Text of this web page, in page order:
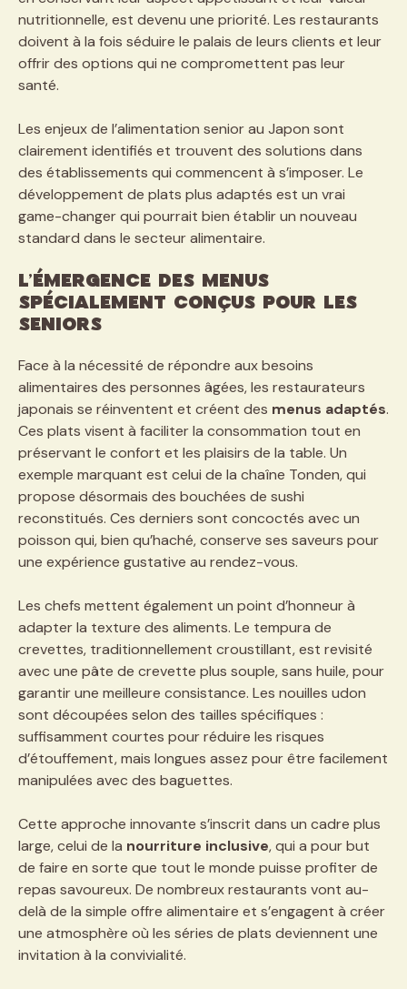
nutritionnelle, est devenu une priorité. Les restaurants
doivent à la fois séduire le palais de leurs clients et leur
offrir des options qui ne compromettent pas leur
santé.
Les enjeux de l’alimentation senior au Japon sont
clairement identifiés et trouvent des solutions dans
des établissements qui commencent à s’imposer. Le
développement de plats plus adaptés est un vrai
game-changer qui pourrait bien établir un nouveau
standard dans le secteur alimentaire.
L’émergence des menus
spécialement conçus pour les
seniors
Face à la nécessité de répondre aux besoins
alimentaires des personnes âgées, les restaurateurs
japonais se réinventent et créent des menus adaptés.
Ces plats visent à faciliter la consommation tout en
préservant le confort et les plaisirs de la table. Un
exemple marquant est celui de la chaîne Tonden, qui
propose désormais des bouchées de sushi
reconstitués. Ces derniers sont concoctés avec un
poisson qui, bien qu’haché, conserve ses saveurs pour
une expérience gustative au rendez-vous.
Les chefs mettent également un point d’honneur à
adapter la texture des aliments. Le tempura de
crevettes, traditionnellement croustillant, est revisité
avec une pâte de crevette plus souple, sans huile, pour
garantir une meilleure consistance. Les nouilles udon
sont découpées selon des tailles spécifiques :
suffisamment courtes pour réduire les risques
d’étouffement, mais longues assez pour être facilement
manipulées avec des baguettes.
Cette approche innovante s’inscrit dans un cadre plus
large, celui de la nourriture inclusive, qui a pour but
de faire en sorte que tout le monde puisse profiter de
repas savoureux. De nombreux restaurants vont au-
delà de la simple offre alimentaire et s’engagent à créer
une atmosphère où les séries de plats deviennent une
invitation à la convivialité.